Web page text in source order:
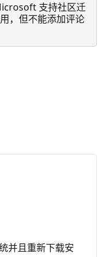
支持社区迁
，但不能添加评论
并且重新下载安